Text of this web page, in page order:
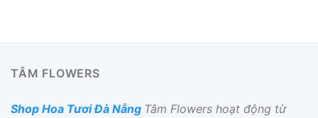
TÂM FLOWERS
Shop Hoa Tươi Đà Nẵng Tâm Flowers hoạt động từ